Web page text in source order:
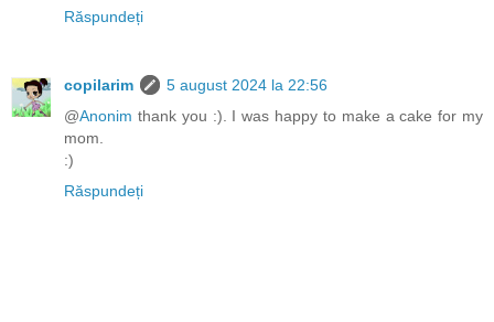
Răspundeți
copilarim
5 august 2024 la 22:56
@Anonim thank you :). I was happy to make a cake for my
mom.
:)
Răspundeți